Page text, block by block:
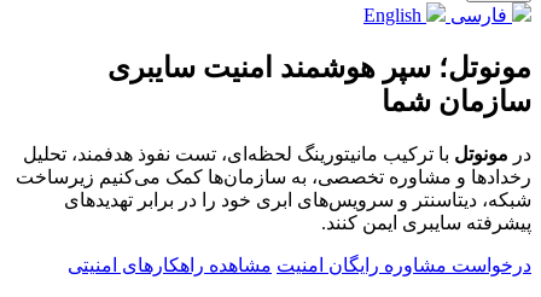
فارسی
مونوتل؛ سپر هوشمند امنیت سایبری
سازمان شما
در مونوتل با ترکیب مانیتورینگ لحظه‌ای، تست نفوذ هدفمند، تحلیل
رخدادها و مشاوره تخصصی، به سازمان‌ها کمک می‌کنیم زیرساخت
شبکه، دیتاسنتر و سرویس‌های ابری خود را در برابر تهدیدهای
پیشرفته سایبری ایمن کنند.
درخواست مشاوره رایگان امنیت مشاهده راهکارهای امنیتی